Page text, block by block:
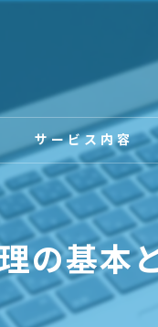
サービス内容
の基本